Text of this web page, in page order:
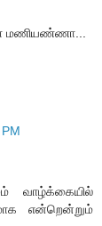
மணியண்ணா...
வாழ்க்கையில்
என்றென்றும்